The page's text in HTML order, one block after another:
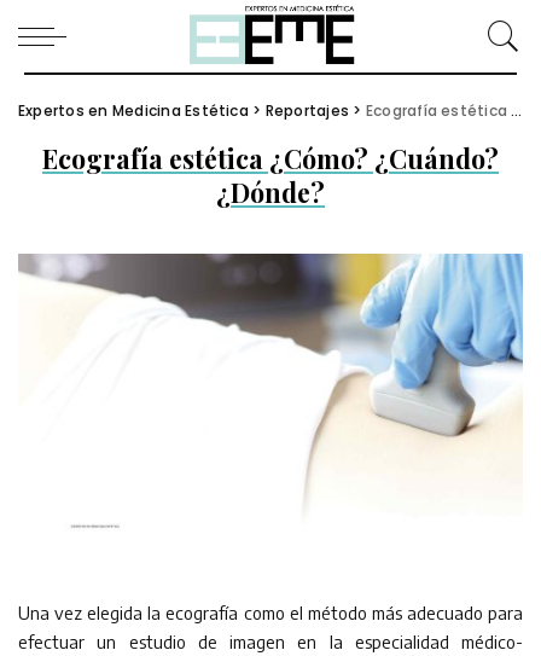
Expertos en Medicina Estética > Reportajes > Ecografía estética ¿Cómo? ¿Cuándo? ¿Dónde?
Ecografía estética ¿Cómo? ¿Cuándo?
¿Dónde?
Una vez elegida la ecografía como el método más adecuado para
efectuar un estudio de imagen en la especialidad médico-